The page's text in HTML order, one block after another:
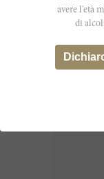
avere l'età
di